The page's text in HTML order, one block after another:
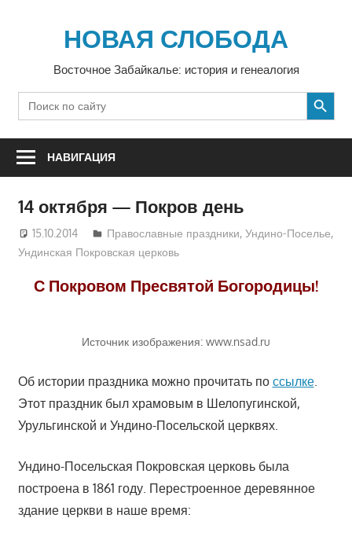
содержимомуНОВАЯ СЛОБОДА
Восточное Забайкалье: история и генеалогия
Search
for:
SEARCH BUTTON
НАВИГАЦИЯ
14 октября — Покров день
15.10.2014 Екатерина Аникина
Православные праздники,Ундино-Поселье,
Ундинская Покровская церковь
С Покровом Пресвятой Богородицы!
Источник изображения: www.nsad.ru
Об истории праздника можно прочитать по ссылке.
Этот праздник был храмовым в Шелопугинской,
Урульгинской и Ундино-Посельской церквях.
Ундино-Посельская Покровская церковь была
построена в 1861 году. Перестроенное деревянное
здание церкви в наше время: